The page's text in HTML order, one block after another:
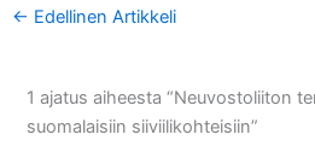
← Edellinen Artikkeli
1 ajatus aiheesta “Neuvostoliiton
suomalaisiin siiviilikohteisiin”